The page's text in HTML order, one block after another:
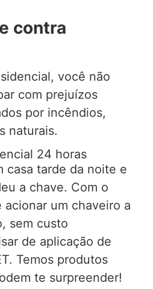
contra
você não
com prejuízos
por incêndios,
naturais.
24 horas
casa tarde da noite e
a chave. Com o
um chaveiro a
sem custo
de aplicação de
Temos produtos
te surpreender!